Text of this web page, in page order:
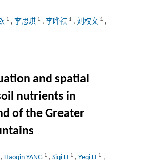
1 , 李思琪 1 , 李晔祺 1 , 刘权文 1 ,
and spatial
nutrients in
of the Greater
, Haoqin YANG 1 , Siqi LI 1 , Yeqi LI 1 ,